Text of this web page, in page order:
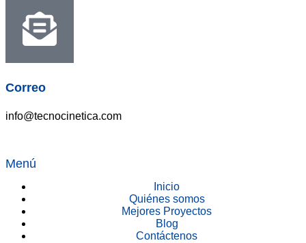
Correo
info@tecnocinetica.com
Menú
Inicio
Quiénes somos
Mejores Proyectos
Blog
Contáctenos